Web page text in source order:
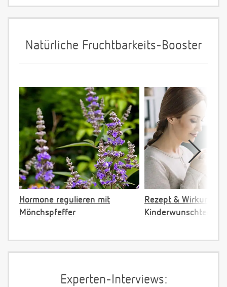
Natürliche Fruchtbarkeits-Booster
Hormone regulieren mit
Mönchspfeffer
Rezept & Wirkung:
Kinderwunschtee
Experten-Interviews: